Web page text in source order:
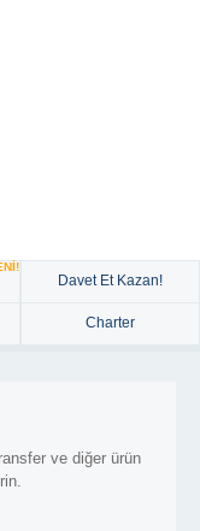
Davet Et Kazan!
Charter
ve diğer ürün